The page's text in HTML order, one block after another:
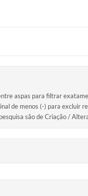
aspas para filtrar
de menos (-) para excluir
são de Criação /